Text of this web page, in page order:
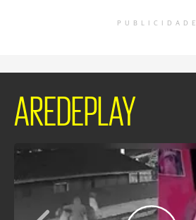
PUBLICIDADE
AREDEPLAY